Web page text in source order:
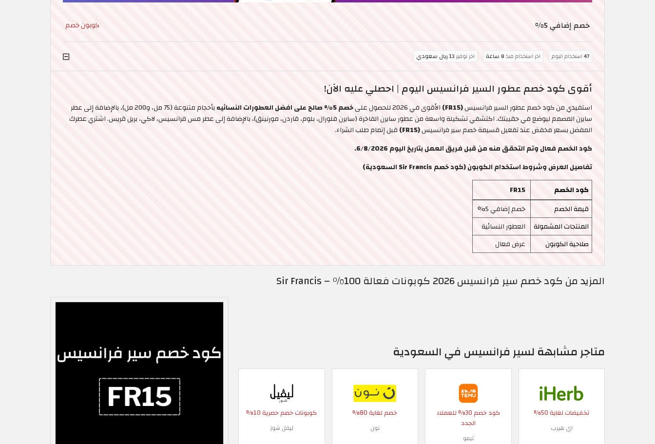
خصم إضافي 5% كوبون خصم
47استخدام اليوم اخر استخدام منذ8 ساعة اخر توفير13 ريال سعودي
أقوى كود خصم عطور السير فرانسيس اليوم | احصلي عليه الآن!
استفيدي من كود خصم عطور السير فرانسيس(FR15) الأقوى في 2026 للحصول على خصم 5% صالح على افضل العطورات النسائيه
بأحجام متنوعة (75 مل، و200 مل)، بالإضافة إلى عطر
سايرن المصمم ليوضع في حقيبتك. اكتشفي تشكيلة واسعة من عطور سايرن الفاخرة (سايرن فلورال، بلوم، قاردن، مورنينق)، بالإضافة إلى عطر مس فرانسيس، لاكي، بريل قريس. اشتري عطرك
المفضل بسعر مخفض عند تفعيل قسيمة خصم سير فرانسيس(FR15)
قبل إتمام طلب الشراء.
كود الخصم فعال وتم التحقق منه من قبل فريق العمل بتاريخ اليوم 6/8/2026.
تفاصيل العرض وشروط استخدام الكوبون (كود خصم Sir Francis السعودية)
كود الخصم
FR15
قيمة الخصم
خصم إضافي 5%
المنتجات المشمولة
العطور النسائية
صلاحية الكوبون
عرض فعال
المزيد من كود خصم سير فرانسيس 2026 كوبونات فعالة 100% – Sir Francis
متاجر مشابهة لسير فرانسيس في السعودية
تخفيضات لغاية 50%
اي هيرب
كود خصم 30% للعملاء
الجدد
تيمو
خصم لغاية 80%
نون
كوبونات خصم حصرية 10%
ليفل شوز